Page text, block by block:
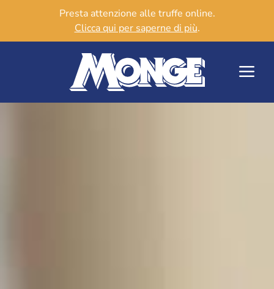
Presta attenzione alle truffe online.
Clicca qui per saperne di più.